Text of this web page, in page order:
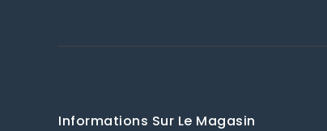
Informations Sur Le Magasin